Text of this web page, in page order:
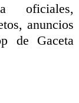
oficiales,
anuncios
de Gaceta